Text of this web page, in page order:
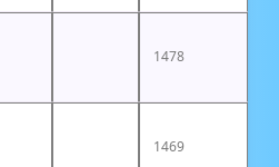
1478
1469